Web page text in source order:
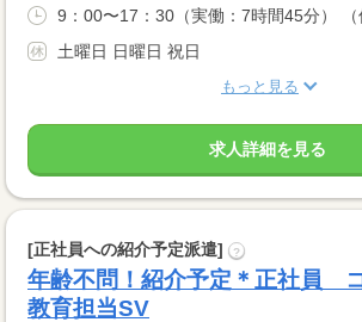
9：00〜17：30（実働：7時間45分） （
土曜日 日曜日 祝日
もっと見る
求人詳細を見る
[正社員への紹介予定派遣] ?
年齢不問！紹介予定＊正社員
教育担当SV